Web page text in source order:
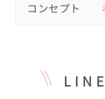
13:40　ファース
19:00　結び、館
コンセプト